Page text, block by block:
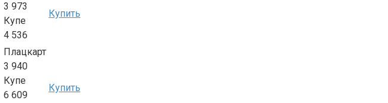
3 973
Купе
4 536
Купить
Плацкарт
3 940
Купе
6 609
Купить